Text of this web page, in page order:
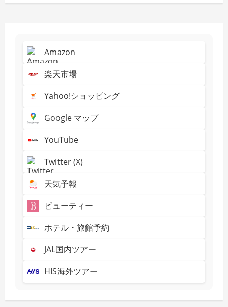
Amazon
楽天市場
Yahoo!ショッピング
Google マップ
YouTube
Twitter (X)
天気予報
ビューティー
ホテル・旅館予約
JAL国内ツアー
HIS海外ツアー